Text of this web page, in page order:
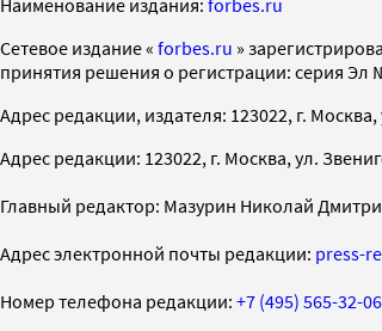
Cетевое издание « forbes.ru »
принятия решения о регистрации: серия Эл
Адрес редакции, издателя: 123022, г.
Адрес редакции: 123022, г. Москва, ул.
Главный редактор: Мазурин Николай
Адрес электронной почты редакции: press-
Номер телефона редакции: +7 (495) 565-32-06